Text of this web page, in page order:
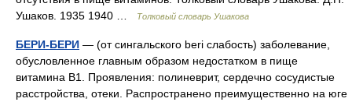
Ушаков. 1935 1940 …
Толковый словарь Ушакова
БЕРИ-БЕРИ — (от сингальского beri слабость) заболевание,
обусловленное главным образом недостатком в пище
витамина В1. Проявления: полиневрит, сердечно сосудистые
расстройства, отеки. Распространено преимущественно на юге